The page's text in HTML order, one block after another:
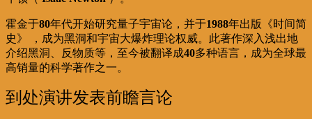
霍金于80年代开始研究量子宇宙论，并于1988年出版《时间简
史》
，成为黑洞和宇宙大爆炸理论权威。此著作深入浅出地
介绍黑洞、反物质等，至今被翻译成40多种语言，成为全球最
高销量的科学著作之一。
到处演讲发表前瞻言论